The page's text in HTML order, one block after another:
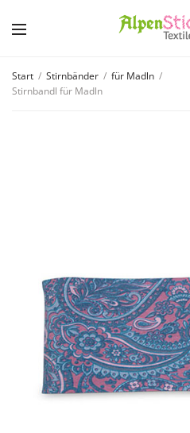
Start / Stirnbänder / für Madln /
Stirnbandl für Madln